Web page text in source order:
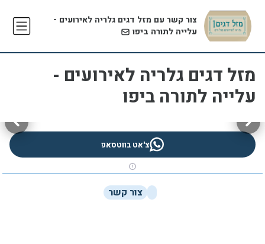
צור קשר עם מזל דגים גלריה לאירועים -
עלייה לתורה ביפו
מזל דגים גלריה לאירועים -
עלייה לתורה ביפו
צ'אט בווטסאפ
צור קשר